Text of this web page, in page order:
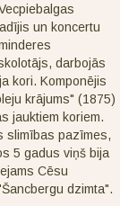
un koncertu
darbojās
kori. Komponējis
krājums" (1875)
jauktiem koriem.
slimības pazīmes,
5 gadus viņš bija
Cēsu
dzimta".